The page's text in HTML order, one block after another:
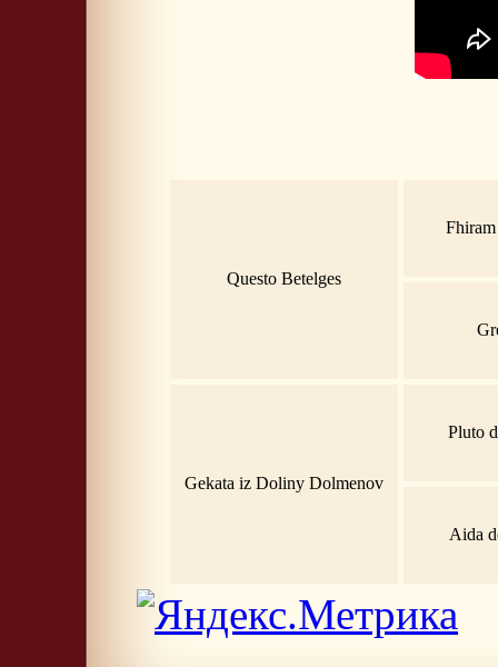
Questo Betelges
Gekata iz Doliny Dolmenov
Pluto
Aida